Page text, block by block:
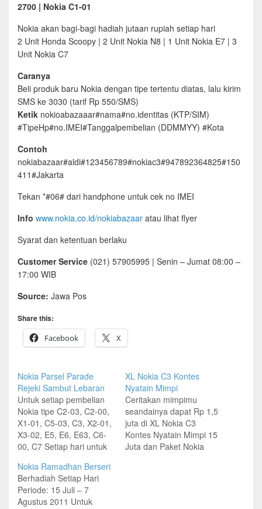
2700 | Nokia C1-01
Nokia akan bagi-bagi hadiah jutaan rupiah setiap hari
2 Unit Honda Scoopy | 2 Unit Nokia N8 | 1 Unit Nokia E7 | 3
Unit Nokia C7
Caranya
Beli produk baru Nokia dengan tipe tertentu diatas, lalu kirim
SMS ke 3030 (tarif Rp 550/SMS)
Ketik nokioabazaaar#nama#no.identitas (KTP/SIM)
#TipeHp#no.IMEI#Tanggalpembelian (DDMMYY) #Kota
Contoh
nokiabazaar#aldi#123456789#nokiac3#947892364825#150
411#Jakarta
Tekan *#06# dari handphone untuk cek no IMEI
Info www.nokia.co.id/nokiabazaar atau lihat flyer
Syarat dan ketentuan berlaku
Customer Service (021) 57905995 | Senin – Jumat 08:00 –
17:00 WIB
Source: Jawa Pos
Share this:
Facebook
X
Nokia Parsel Parade
Rejeki Sambut Lebaran
Untuk setiap pembelian
Nokia tipe C2-03, C2-00,
X1-01, C5-03, C3, X2-01,
X3-02, E5, E6, E63, C6-
00, C7 Setiap hari untuk
orang Rp 3 juta – 3 orang
Setiap Minggu untuk
penjual: 50 Nokia C2-03
Pemenang Nokia Parsel
XL Nokia C3 Kontes
Nyatain Mimpi
Ceritakan mimpimu
seandainya dapat Rp 1,5
juta di XL Nokia C3
Kontes Nyatain Mimpi 15
Juta dan Paket Nokia
Nokia Ramadhan Berseri
Berhadiah Setiap Hari
Periode: 15 Juli – 7
Agustus 2011 Untuk